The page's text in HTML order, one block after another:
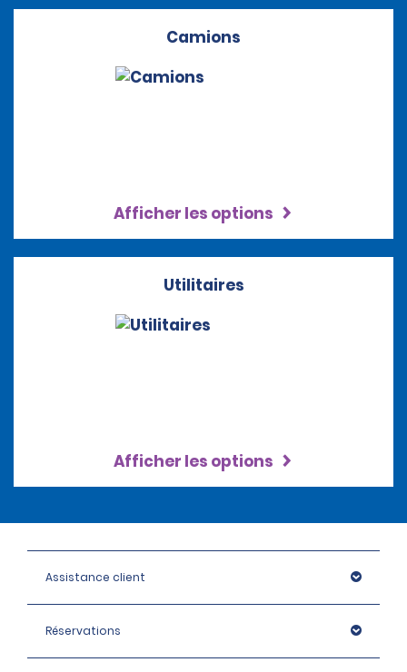
Camions
Afficher les options
Utilitaires
Afficher les options
Assistance client
Réservations